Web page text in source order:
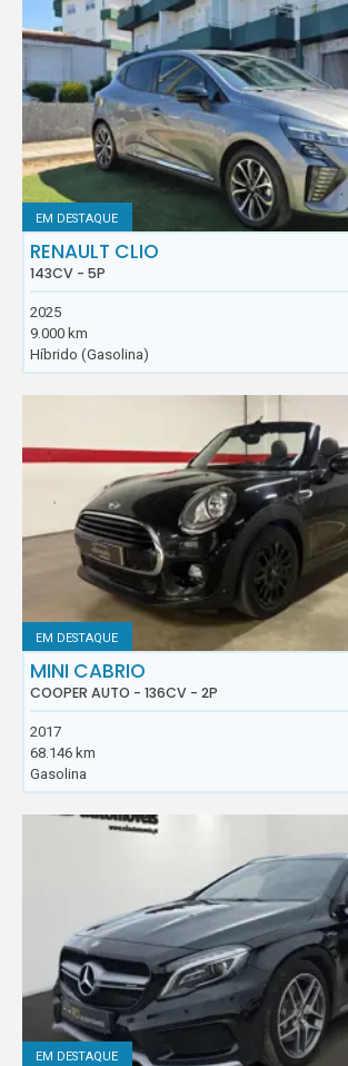
EM DESTAQUE
RENAULT CLIO
143CV - 5P
2025
9.000 km
Híbrido (Gasolina)
EM DESTAQUE
MINI CABRIO
COOPER AUTO - 136CV - 2P
2017
68.146 km
Gasolina
EM DESTAQUE